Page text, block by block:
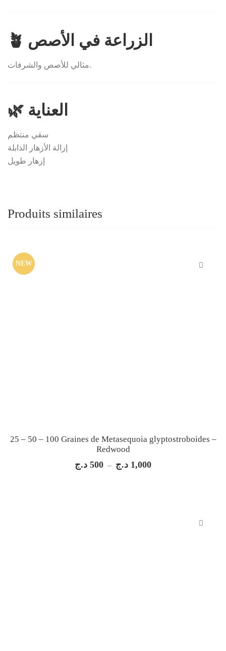
🪴 الزراعة في الأصص
مثالي للأصص والشرفات.
🌿 العناية
سقي منتظم
إزالة الأزهار الذابلة
إزهار طويل
Produits similaires
NEW
25 – 50 – 100 Graines de Metasequoia glyptostroboides –
Redwood
500 د.ج – 1,000 د.ج
Plage